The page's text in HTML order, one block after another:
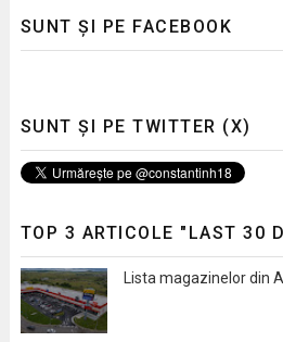
SUNT ȘI PE FACEBOOK
SUNT ȘI PE TWITTER (X)
TOP 3 ARTICOLE "LAST 30
Lista magazinelor din